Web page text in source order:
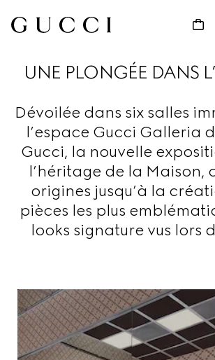
UNE PLONGÉE DANS
Dévoilée dans six salles
l’espace Gucci Galleria
Gucci, la nouvelle
l’héritage de la Maison,
origines jusqu’à la
pièces les plus
looks signature vus lors